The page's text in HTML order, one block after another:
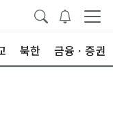
북한 금융ㆍ증권